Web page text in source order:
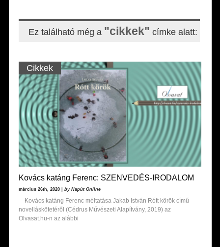
Ez található még a "cikkek" címke alatt:
Cikkek
Kovács katáng Ferenc: SZENVEDÉS-IRODALOM
március 26th, 2020 | by Napút Online
Kovács katáng Ferenc méltatása Jakab István Rótt körök című
novelláskötetéről (Cédrus Művészeti Alapítvány, 2019) az
Olvasat.hu-n az alábbi